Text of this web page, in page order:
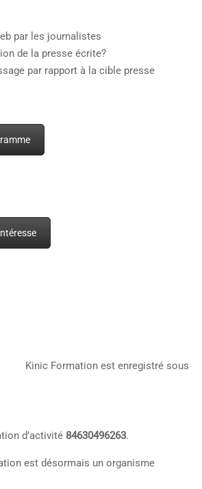
par les journalistes
de la presse écrite?
par rapport à la cible presse
Kinic Formation est enregistré sous
d’activité 84630496263.
est désormais un organisme